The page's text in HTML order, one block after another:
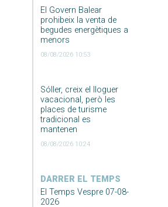
El Govern Balear
prohibeix la venta de
begudes energètiques a
menors
08/08/2026 10:53
Sóller, creix el lloguer
vacacional, però les
places de turisme
tradicional es
mantenen
08/08/2026 10:24
DARRER EL TEMPS
El Temps Vespre 07-08-
2026